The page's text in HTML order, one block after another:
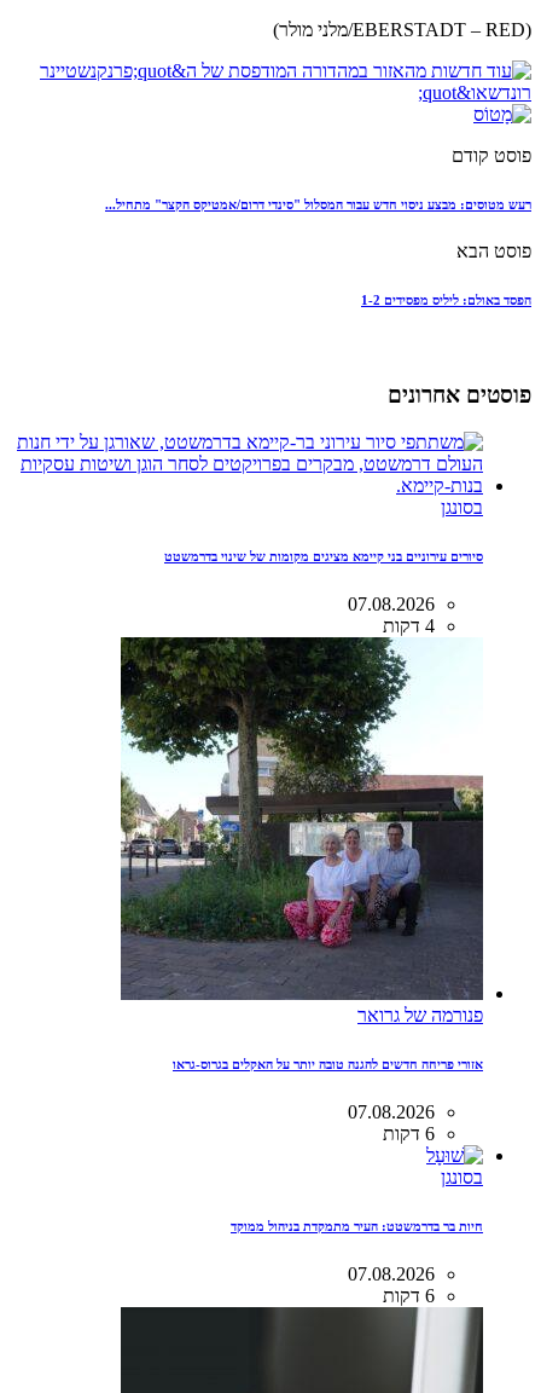
(EBERSTADT – RED/מלני מולר)
פוסט קודם
רעש מטוסים: מבצע ניסוי חדש עבור המסלול "סינדי דרום/אמטיקס הקצר" מתחיל...
פוסט הבא
הפסד באולם: ליליס מפסידים 1-2
פוסטים אחרונים
בסונגן
סיורים עירוניים בני קיימא מציגים מקומות של שינוי בדרמשטט
07.08.2026
4 דקות
פנורמה של גרואר
אזורי פריחה חדשים להגנה טובה יותר על האקלים בגרוס-גראו
07.08.2026
6 דקות
בסונגן
חיות בר בדרמשטט: העיר מתמקדת בניהול ממוקד
07.08.2026
6 דקות